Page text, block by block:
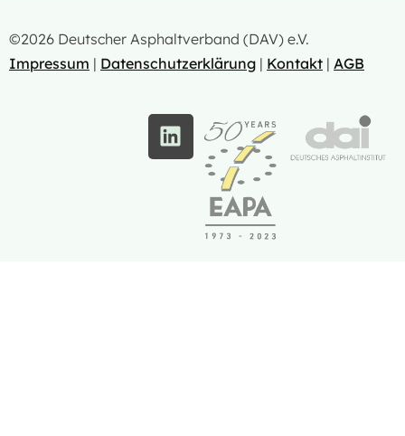
©2026 Deutscher Asphaltverband (DAV) e.V.
Impressum | Datenschutzerklärung | Kontakt | AGB